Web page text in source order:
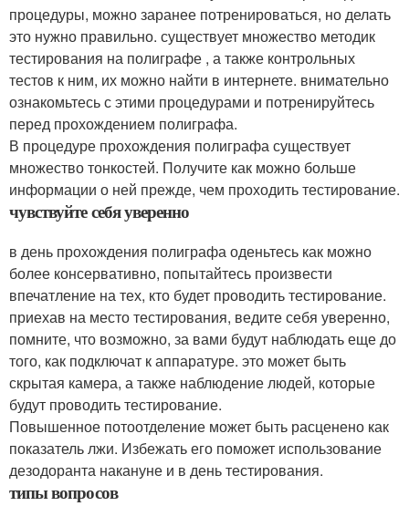
процедуры, можно заранее потренироваться, но делать
это нужно правильно. существует множество методик
тестирования на полиграфе , а также контрольных
тестов к ним, их можно найти в интернете. внимательно
ознакомьтесь с этими процедурами и потренируйтесь
перед прохождением полиграфа.
В процедуре прохождения полиграфа существует
множество тонкостей. Получите как можно больше
информации о ней прежде, чем проходить тестирование.
чувствуйте себя уверенно
в день прохождения полиграфа оденьтесь как можно
более консервативно, попытайтесь произвести
впечатление на тех, кто будет проводить тестирование.
приехав на место тестирования, ведите себя уверенно,
помните, что возможно, за вами будут наблюдать еще до
того, как подключат к аппаратуре. это может быть
скрытая камера, а также наблюдение людей, которые
будут проводить тестирование.
Повышенное потоотделение может быть расценено как
показатель лжи. Избежать его поможет использование
дезодоранта накануне и в день тестирования.
типы вопросов